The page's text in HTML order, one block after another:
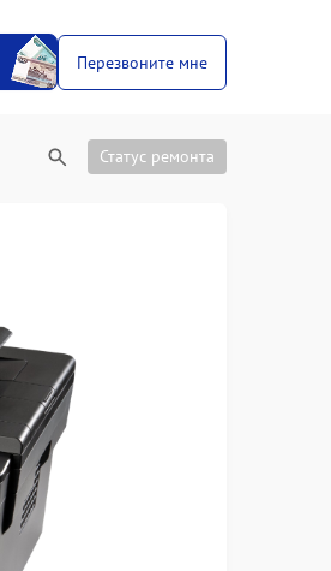
Перезвоните мне
Статус ремонта